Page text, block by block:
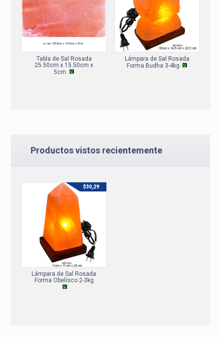
Tabla de Sal Rosada
25.50cm x 15.50cm x
5cm
Lámpara de Sal Rosada
Forma Budha 3-4kg
Productos vistos recientemente
Lámpara de Sal Rosada
Forma Obelisco 2-3kg
$30,29